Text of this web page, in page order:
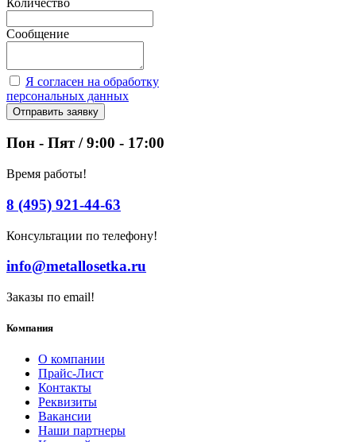
Сообщение
Я согласен на обработку
персональных данных
Отправить заявку
Пон - Пят / 9:00 - 17:00
Время работы!
8 (495) 921-44-63
Консультации по телефону!
info@metallosetka.ru
Заказы по email!
Компания
О компании
Прайс-Лист
Контакты
Реквизиты
Вакансии
Наши партнеры